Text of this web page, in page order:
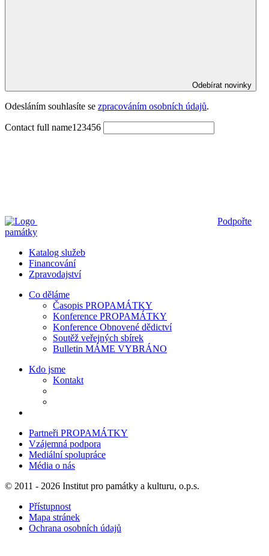
Odebírat novinky
Odesláním souhlasíte se zpracováním osobních údajů.
Contact full name123456
Podpořte
památky
Katalog služeb
Financování
Zpravodajství
Co děláme
Časopis PROPAMÁTKY
Konference PROPAMÁTKY
Konference Obnovené dědictví
Soutěž veřejných sbírek
Bulletin MÁME VYBRÁNO
Kdo jsme
Kontakt
Partneři PROPAMÁTKY
Vzájemná podpora
Mediální spolupráce
Média o nás
© 2011 - 2026 Institut pro památky a kulturu, o.p.s.
Přístupnost
Mapa stránek
Ochrana osobních údajů